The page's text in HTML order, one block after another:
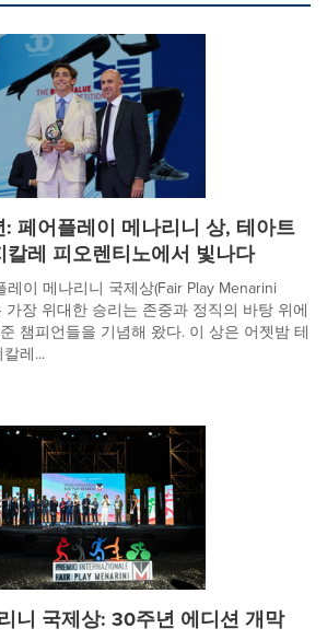
페어플레이 메나리니 상, 테아트
레 피오렌티노에서 빛나다
이 메나리니 국제상(Fair Play Menarini
가장 위대한 승리는 존중과 정직의 바탕 위에
챔피언들을 기념해 왔다. 이 상은 어젯밤 테
레...
니 국제상: 30주년 에디션 개막